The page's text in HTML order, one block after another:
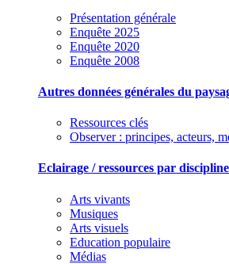
Présentation générale
Enquête 2025
Enquête 2020
Enquête 2008
Autres données générales du
Ressources clés
Observer : principes, acteurs,
Eclairage / ressources par discipline
Arts vivants
Musiques
Arts visuels
Education populaire
Médias